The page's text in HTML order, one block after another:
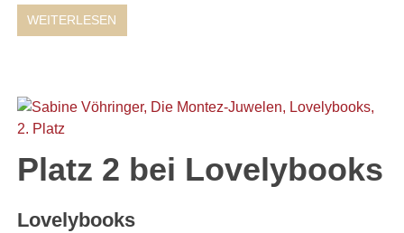
WEITERLESEN
Platz 2 bei Lovelybooks
Lovelybooks